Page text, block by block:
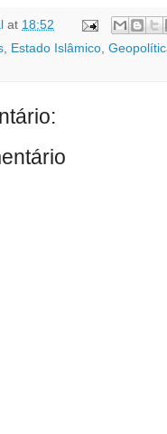
at 18:52
, Estado Islâmico,